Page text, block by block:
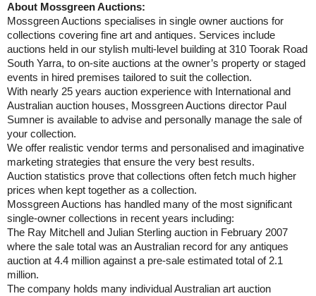
About Mossgreen Auctions:
Mossgreen Auctions specialises in single owner auctions for
collections covering fine art and antiques. Services include
auctions held in our stylish multi-level building at 310 Toorak Road
South Yarra, to on-site auctions at the owner’s property or staged
events in hired premises tailored to suit the collection.
With nearly 25 years auction experience with International and
Australian auction houses, Mossgreen Auctions director Paul
Sumner is available to advise and personally manage the sale of
your collection.
We offer realistic vendor terms and personalised and imaginative
marketing strategies that ensure the very best results.
Auction statistics prove that collections often fetch much higher
prices when kept together as a collection.
Mossgreen Auctions has handled many of the most significant
single-owner collections in recent years including:
The Ray Mitchell and Julian Sterling auction in February 2007
where the sale total was an Australian record for any antiques
auction at 4.4 million against a pre-sale estimated total of 2.1
million.
The company holds many individual Australian art auction